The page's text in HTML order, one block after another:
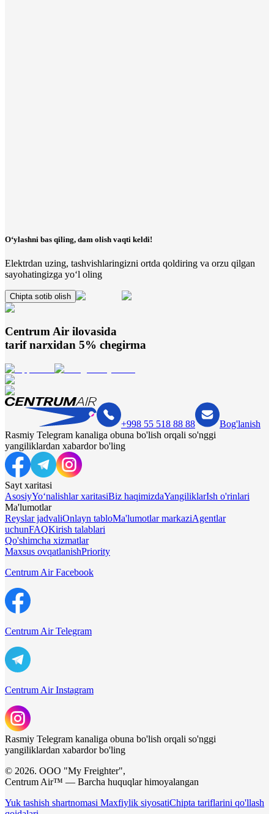
O‘ylashni bas qiling, dam olish vaqti keldi!
Elektrdan uzing, tashvishlaringizni ortda qoldiring va orzu qilgan
sayohatingizga yo‘l oling
Chipta sotib olish
Centrum Air ilovasida
tarif narxidan 5% chegirma
+998 55 518 88 88
Bog'lanish
Rasmiy Telegram kanaliga obuna bo'lish orqali so'nggi
yangiliklardan xabardor bo'ling
Sayt xaritasi
AsosiyYo‘nalishlar xaritasiBiz haqimizdaYangiliklarIsh o'rinlari
Ma'lumotlar
Reyslar jadvaliOnlayn tabloMa'lumotlar markaziAgentlar
uchunFAQKirish talablari
Qo'shimcha xizmatlar
Maxsus ovqatlanishPriority
Centrum Air Facebook
Centrum Air Telegram
Centrum Air Instagram
Rasmiy Telegram kanaliga obuna bo'lish orqali so'nggi
yangiliklardan xabardor bo'ling
© 2026. ООО "My Freighter",
Centrum Air™ — Barcha huquqlar himoyalangan
Yuk tashish shartnomasi Maxfiylik siyosatiChipta tariflarini qo'llash